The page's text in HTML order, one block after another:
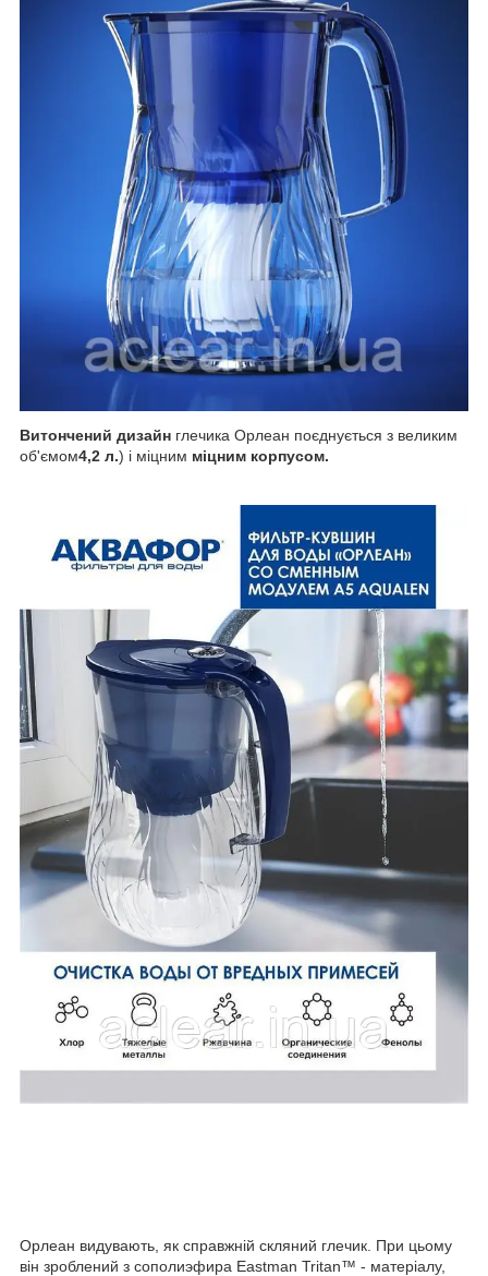
Витончений дизайн глечика Орлеан поєднується з великим
об'ємом4,2 л.) і міцним міцним корпусом.
Орлеан видувають, як справжній скляний глечик. При цьому
він зроблений з сополиэфира Eastman Tritan™ - матеріалу,